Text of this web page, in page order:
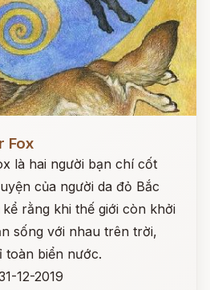
Fox
là hai người bạn chí cốt
của người da đỏ Bắc
rằng khi thế giới còn khởi
sống với nhau trên trời,
toàn biển nước.
12-2019